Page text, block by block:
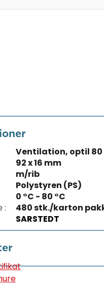
Ventilation, optil 80
92 x 16 mm
m/rib
Polystyren (PS)
0 °C - 80 °C
:
480 stk./karton
SARSTEDT